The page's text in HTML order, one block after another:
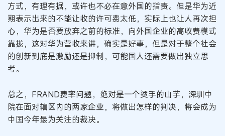
方式，有理有据，或许也不必在意外国的指责。但是华为近
期表示出来的不能让收的许可费太低，实际上也让人再次担
心，华为是否要放弃之前的标准，向外国企业的高收费模式
靠拢，这对华为营收来讲，确实是好事，但是对于整个社会
的创新到底是激励还是抑制，可能国人还需要做出独立思
考。
总之，FRAND费率问题，绝对是一个烫手的山芋，深圳中
院在面对辖区内的两家企业，将做出怎样的判决，将会成为
中国今年最为关注的裁决。